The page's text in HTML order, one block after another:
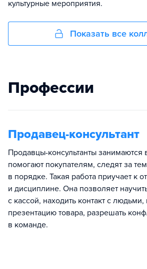
культурные мероприятия.
Показать все
Профессии
Продавец-консультант
Продавцы-консультанты занимаются
помогают покупателям, следят за
в порядке. Такая работа приучает к
и дисциплине. Она позволяет
с кассой, находить контакт с
презентацию товара, разрешать
в команде.